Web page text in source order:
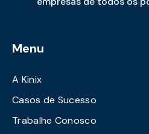
Menu
A Kinix
Casos de Sucesso
Trabalhe Conosco